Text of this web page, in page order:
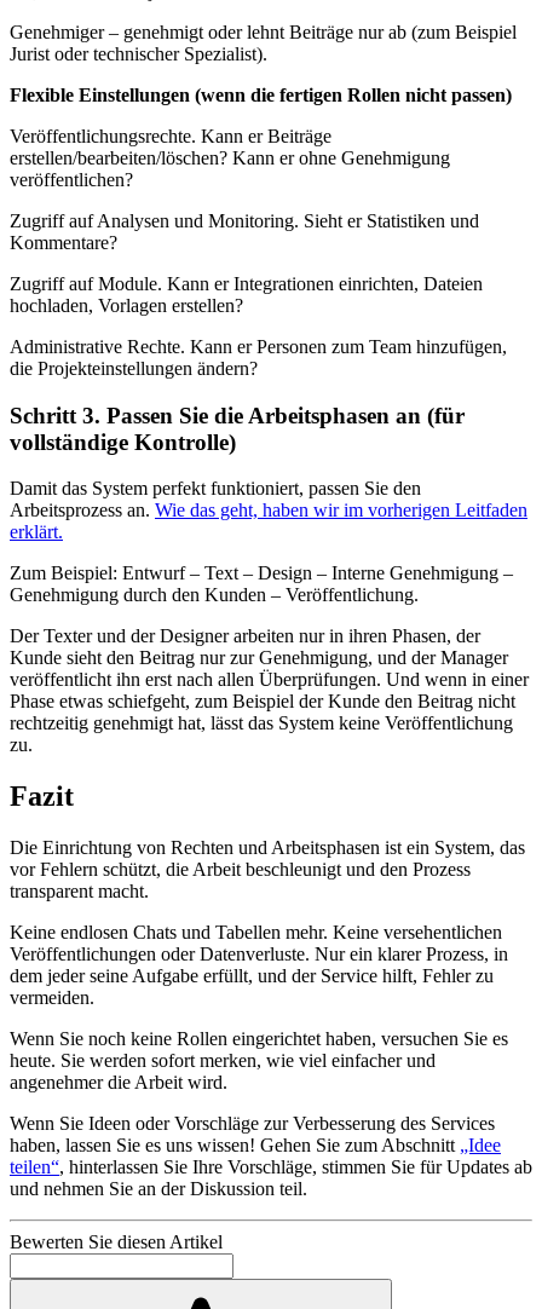
Genehmiger – genehmigt oder lehnt Beiträge nur ab (zum Beispiel
Jurist oder technischer Spezialist).
Flexible Einstellungen (wenn die fertigen Rollen nicht passen)
Veröffentlichungsrechte. Kann er Beiträge
erstellen/bearbeiten/löschen? Kann er ohne Genehmigung
veröffentlichen?
Zugriff auf Analysen und Monitoring. Sieht er Statistiken und
Kommentare?
Zugriff auf Module. Kann er Integrationen einrichten, Dateien
hochladen, Vorlagen erstellen?
Administrative Rechte. Kann er Personen zum Team hinzufügen,
die Projekteinstellungen ändern?
Schritt 3. Passen Sie die Arbeitsphasen an (für
vollständige Kontrolle)
Damit das System perfekt funktioniert, passen Sie den
Arbeitsprozess an. Wie das geht, haben wir im vorherigen Leitfaden
erklärt.
Zum Beispiel: Entwurf – Text – Design – Interne Genehmigung –
Genehmigung durch den Kunden – Veröffentlichung.
Der Texter und der Designer arbeiten nur in ihren Phasen, der
Kunde sieht den Beitrag nur zur Genehmigung, und der Manager
veröffentlicht ihn erst nach allen Überprüfungen. Und wenn in einer
Phase etwas schiefgeht, zum Beispiel der Kunde den Beitrag nicht
rechtzeitig genehmigt hat, lässt das System keine Veröffentlichung
zu.
Fazit
Die Einrichtung von Rechten und Arbeitsphasen ist ein System, das
vor Fehlern schützt, die Arbeit beschleunigt und den Prozess
transparent macht.
Keine endlosen Chats und Tabellen mehr. Keine versehentlichen
Veröffentlichungen oder Datenverluste. Nur ein klarer Prozess, in
dem jeder seine Aufgabe erfüllt, und der Service hilft, Fehler zu
vermeiden.
Wenn Sie noch keine Rollen eingerichtet haben, versuchen Sie es
heute. Sie werden sofort merken, wie viel einfacher und
angenehmer die Arbeit wird.
Wenn Sie Ideen oder Vorschläge zur Verbesserung des Services
haben, lassen Sie es uns wissen! Gehen Sie zum Abschnitt „Idee
teilen“, hinterlassen Sie Ihre Vorschläge, stimmen Sie für Updates ab
und nehmen Sie an der Diskussion teil.
Bewerten Sie diesen Artikel